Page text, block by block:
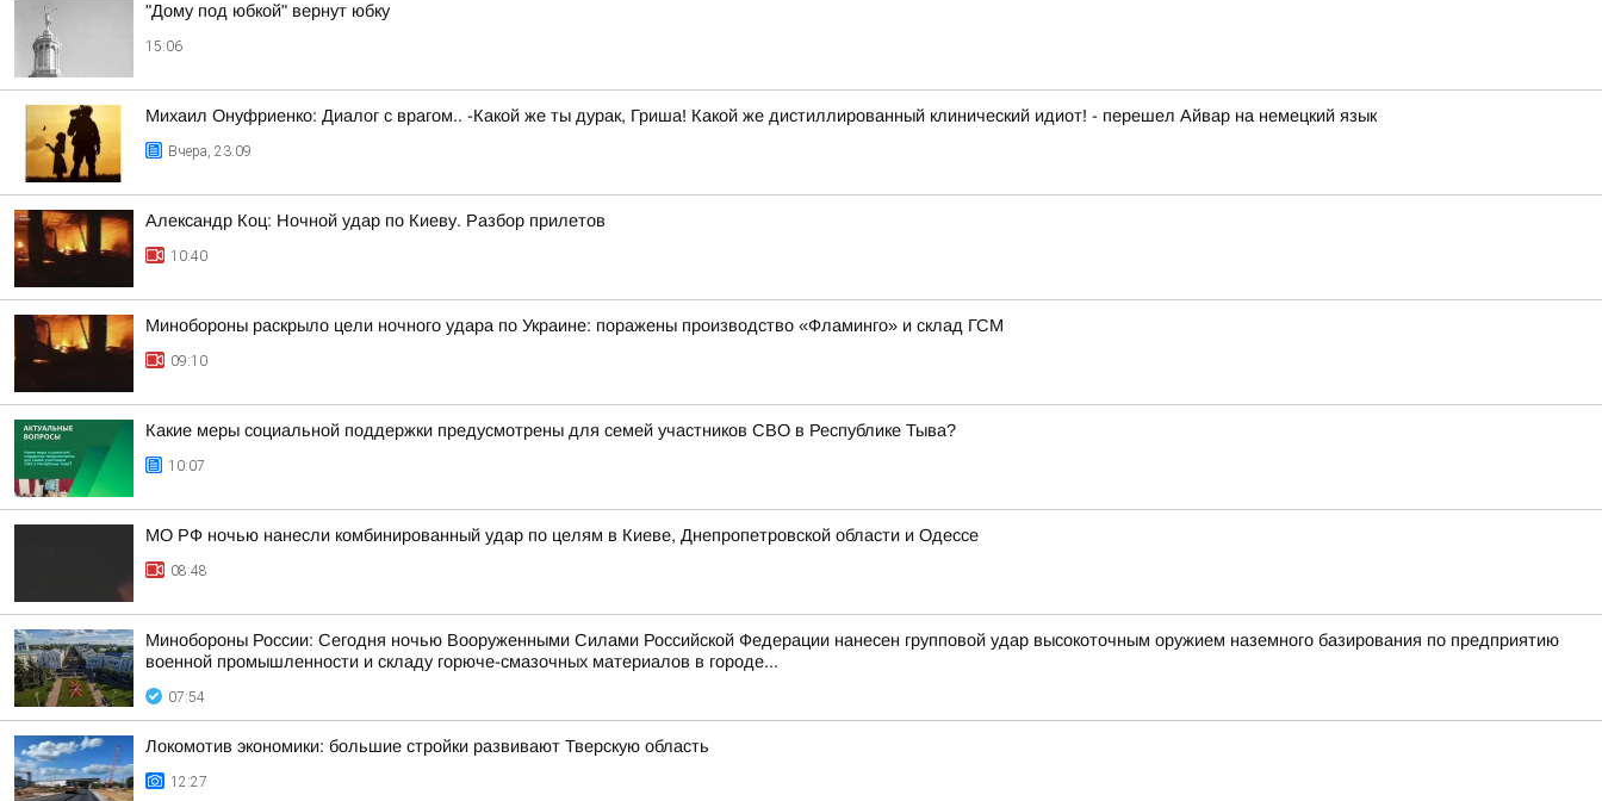
"Дому под юбкой" вернут юбку
15:06
Михаил Онуфриенко: Диалог с врагом.. -Какой же ты дурак, Гриша! Какой же дистиллированный клинический идиот! - перешел Айвар на немецкий язык
Вчера, 23:09
Александр Коц: Ночной удар по Киеву. Разбор прилетов
10:40
Минобороны раскрыло цели ночного удара по Украине: поражены производство «Фламинго» и склад ГСМ
09:10
Какие меры социальной поддержки предусмотрены для семей участников СВО в Республике Тыва?
10:07
МО РФ ночью нанесли комбинированный удар по целям в Киеве, Днепропетровской области и Одессе
08:48
Минобороны России: Сегодня ночью Вооруженными Силами Российской Федерации нанесен групповой удар высокоточным оружием наземного базирования по предприятию
военной промышленности и складу горюче-смазочных материалов в городе...
07:54
Локомотив экономики: большие стройки развивают Тверскую область
12:27